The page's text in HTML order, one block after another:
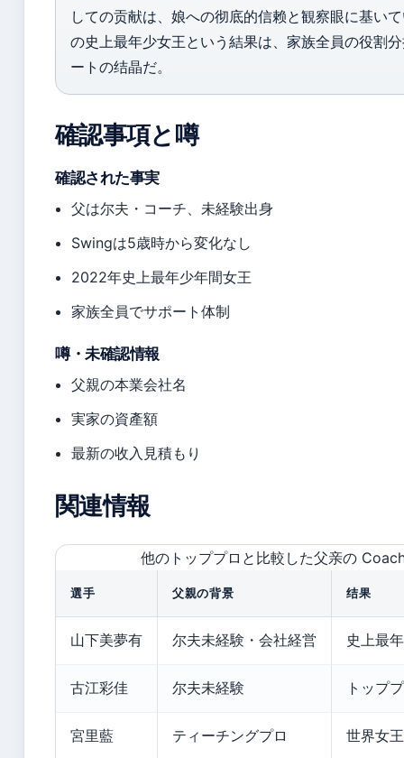
しての贡献は、娘への彻底的信赖と観察眼に基い
の史上最年少女王という結果は、家族全員の役割
ートの结晶だ。
確認事項と噂
確認された事実
父は尔夫・コーチ、未経験出身
Swingは5歳時から変化なし
2022年史上最年少年間女王
家族全員でサポート体制
噂・未確認情報
父親の本業会社名
実家の資產額
最新の收入見積もり
関連情報
他のトッププロと比較した父亲の
選手 父親の背景 结果
山下美夢有 尔夫未経験・会社経営 史上最
古江彩佳 尔夫未経験 トップ
宮里藍 ティーチングプロ 世界女王